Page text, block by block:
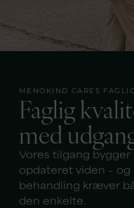
MENOKIND CARES
Faglig
med
Vores tilgang
opdateret viden – og
behandling kræver
den enkelte.